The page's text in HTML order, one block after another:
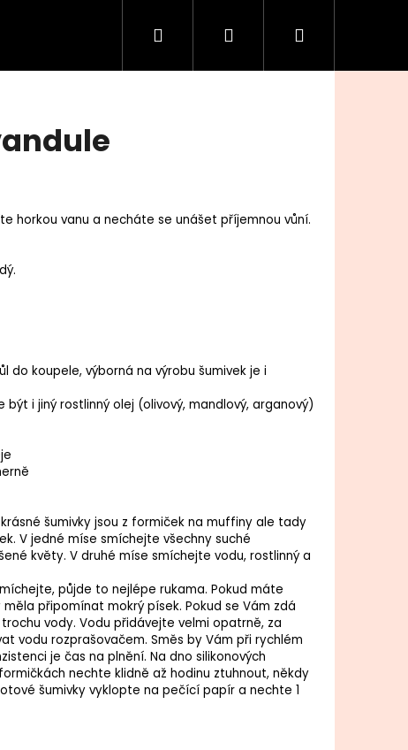
Hledat PřihlášeníNákupní
horkou vanu a necháte se unášet příjemnou vůní.
koupele, výborná na výrobu šumivek je i
i jiný rostlinný olej (olivový, mandlový, arganový)
šumivky jsou z formiček na muffiny ale tady
V jedné míse smíchejte všechny suché
květy. V druhé míse smíchejte vodu, rostlinný a
půjde to nejlépe rukama. Pokud máte
připomínat mokrý písek. Pokud se Vám zdá
vody. Vodu přidávejte velmi opatrně, za
vodu rozprašovačem. Směs by Vám při rychlém
je čas na plnění. Na dno silikonových
nechte klidně až hodinu ztuhnout, někdy
šumivky vyklopte na pečící papír a nechte 1